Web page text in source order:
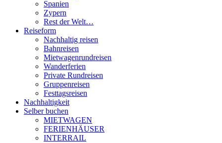
Spanien
Zypern
Rest der Welt…
Reiseform
Nachhaltig reisen
Bahnreisen
Mietwagenrundreisen
Wanderferien
Private Rundreisen
Gruppenreisen
Festtagsreisen
Nachhaltigkeit
Selber buchen
MIETWAGEN
FERIENHÄUSER
INTERRAIL